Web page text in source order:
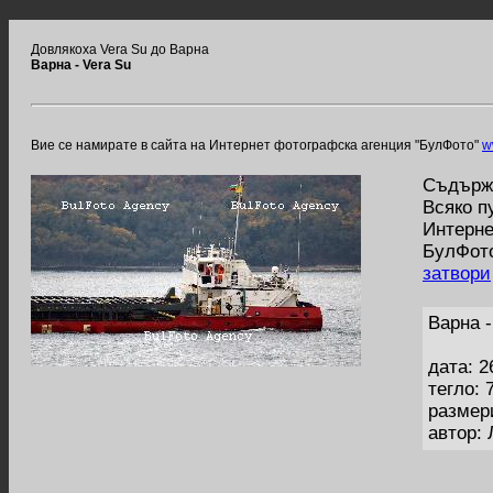
Довлякоха Vera Su до Варна
Варна - Vera Su
Вие се намирате в сайта на Интернет фотографска агенция "БулФото"
Всяко
затвори
Варна
дата:
тегло:
автор: